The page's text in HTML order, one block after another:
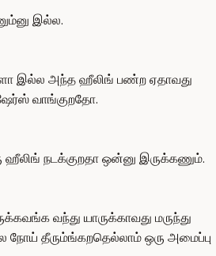
இல்ல.
இல்ல அந்த ஹீலிங் பண்ற ஏதாவது
வாங்குறதோ.
நடக்குறதா ஒன்னு இருக்கணும்.
வந்து யாருக்காவது மருந்து
நோய் தீரும்ங்கறதெல்லாம் ஒரு அமைப்பு